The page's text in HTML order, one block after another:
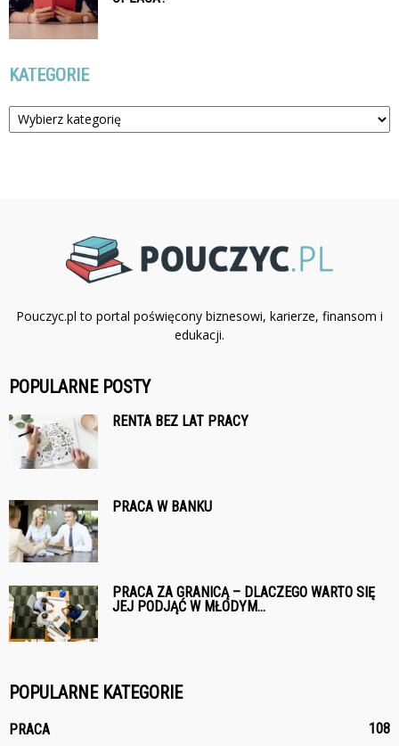
KATEGORIE
Kategorie
Pouczyc.pl to portal poświęcony biznesowi, karierze, finansom i
edukacji.
POPULARNE POSTY
RENTA BEZ LAT PRACY
PRACA W BANKU
PRACA ZA GRANICĄ – DLACZEGO WARTO SIĘ
JEJ PODJĄĆ W MŁODYM...
POPULARNE KATEGORIE
PRACA 108